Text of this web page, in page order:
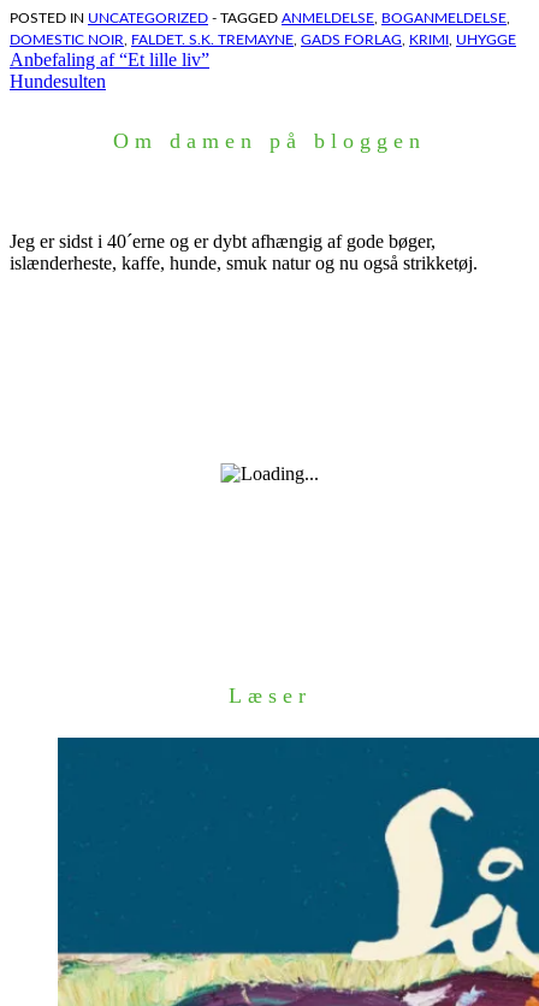
POSTED IN UNCATEGORIZED - TAGGED ANMELDELSE BOGANMELDELSE
DOMESTIC NOIR
FALDET. S.K. TREMAYNE GADS FORLAG KRIMI UHYGGE
Indlægsnavigation
Anbefaling af “Et lille liv”
Hundesulten
Om damen på bloggen
Jeg er sidst i 40´erne og er dybt afhængig af gode bøger,
islænderheste, kaffe, hunde, smuk natur og nu også strikketøj.
Læser